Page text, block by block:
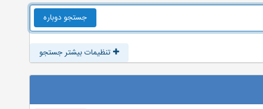
جستجو دوباره
تنظیمات بیشتر جستجو